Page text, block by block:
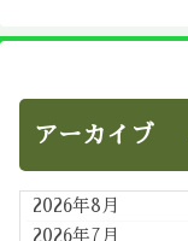
アーカイブ
2026年8月
2026年7月